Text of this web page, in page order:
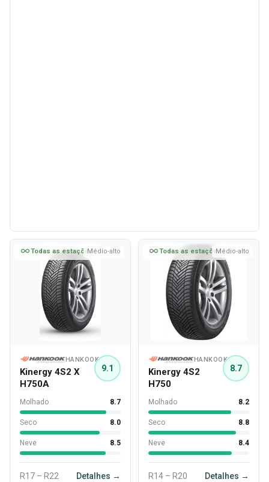
Todas as estaçõesMédio-alto
HANKOOK
Kinergy 4S2 X
H750A
9.1
Molhado 8.7
Seco 8.0
Neve 8.5
R17 – R22 Detalhes →
Todas as estaçõesMédio-alto
HANKOOK
Kinergy 4S2
H750
8.7
Molhado 8.2
Seco 8.8
Neve 8.4
R14 – R20 Detalhes →